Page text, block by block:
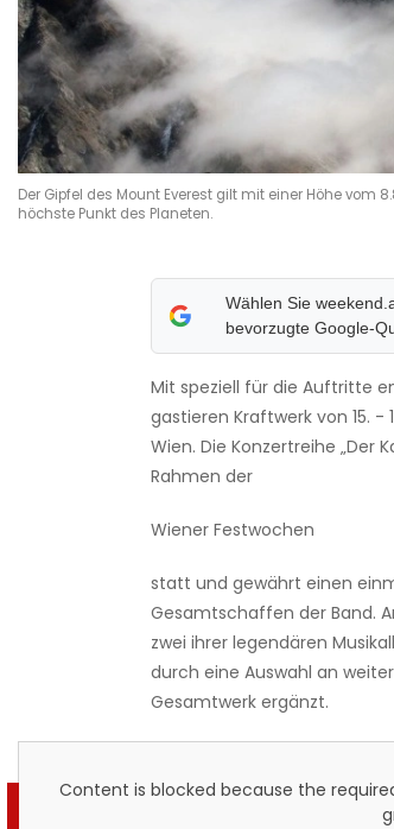
Der Gipfel des Mount Everest gilt mit einer Höhe vom
höchste Punkt des Planeten.
Wählen Sie
bevorzugte Google-
Mit speziell für die Auftritte
gastieren Kraftwerk von 15. -
Wien. Die Konzertreihe „Der
Rahmen der
Wiener Festwochen
statt und gewährt einen
Gesamtschaffen der Band.
zwei ihrer legendären
durch eine Auswahl an
Gesamtwerk ergänzt.
Content is blocked because the